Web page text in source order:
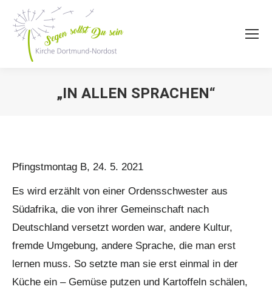
„IN ALLEN SPRACHEN“
Pfingstmontag B, 24. 5. 2021
Es wird erzählt von einer Ordensschwester aus
Südafrika, die von ihrer Gemeinschaft nach
Deutschland versetzt worden war, andere Kultur,
fremde Umgebung, andere Sprache, die man erst
lernen muss. So setzte man sie erst einmal in der
Küche ein – Gemüse putzen und Kartoffeln schälen,